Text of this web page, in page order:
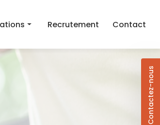
Contactez-nous
à domicile
Recrutement Contact